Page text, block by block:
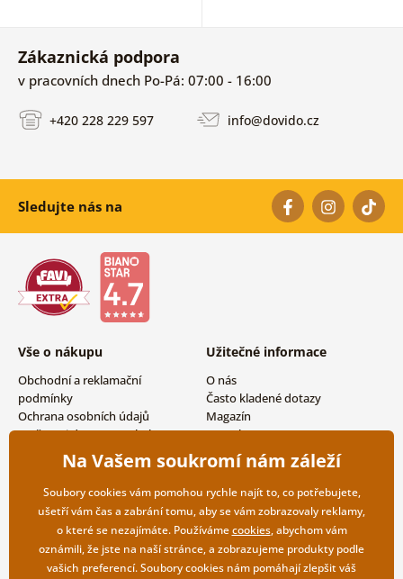
Zákaznická podpora
v pracovních dnech Po-Pá: 07:00 - 16:00
+420 228 229 597 info@dovido.cz
Sledujte nás na
Vše o nákupu
Obchodní a reklamační
podmínky
Ochrana osobních údajů
Možnosti dopravy a platby
Vrácení zboží
Užitečné informace
O nás
Často kladené dotazy
Magazín
Kontakty
Velkoobchodní spolupráce
Na Vašem soukromí nám záleží
Soubory cookies vám pomohou rychle najít to, co potřebujete,
ušetří vám čas a zabrání tomu, aby se vám zobrazovaly reklamy,
o které se nezajímáte. Používámecookies, abychom vám
oznámili, že jste na naší stránce, a zobrazujeme produkty podle
vašich preferencí. Soubory cookies nám pomáhají zlepšit váš